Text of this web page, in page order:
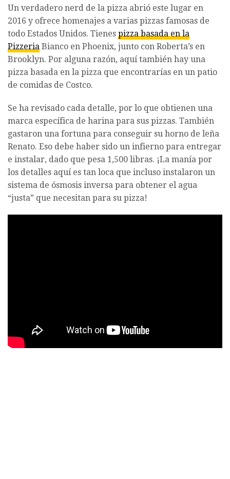
Un verdadero nerd de la pizza abrió este lugar en
2016 y ofrece homenajes a varias pizzas famosas de
todo Estados Unidos. Tienes pizza basada en la
Pizzeria Bianco en Phoenix, junto con Roberta’s en
Brooklyn. Por alguna razón, aquí también hay una
pizza basada en la pizza que encontrarías en un patio
de comidas de Costco.
Se ha revisado cada detalle, por lo que obtienen una
marca específica de harina para sus pizzas. También
gastaron una fortuna para conseguir su horno de leña
Renato. Eso debe haber sido un infierno para entregar
e instalar, dado que pesa 1,500 libras. ¡La manía por
los detalles aquí es tan loca que incluso instalaron un
sistema de ósmosis inversa para obtener el agua
“justa” que necesitan para su pizza!